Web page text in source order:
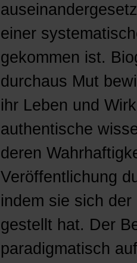
einer
gekommen ist.
durchaus Mut
ihr Leben und
authentische
deren
Veröffentlichung
indem sie sich
gestellt hat. Der
paradigmatisch